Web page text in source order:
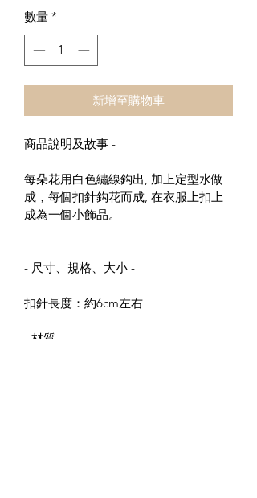
數量 *
新增至購物車
商品說明及故事 -
每朵花用白色繡線鈎出, 加上定型水做
成，每個扣針鈎花而成, 在衣服上扣上
成為一個小飾品。
- 尺寸、規格、大小 -
扣針長度：約6cm左右
- 材質 -